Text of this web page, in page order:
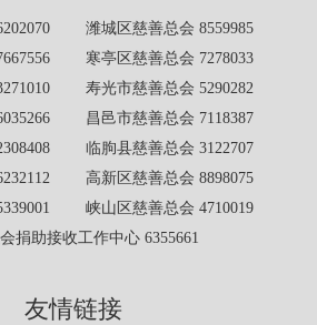
潍城区慈善总会 8559985
寒亭区慈善总会 7278033
寿光市慈善总会 5290282
昌邑市慈善总会 7118387
临朐县慈善总会 3122707
高新区慈善总会 8898075
峡山区慈善总会 4710019
捐助接收工作中心 6355661
友情链接